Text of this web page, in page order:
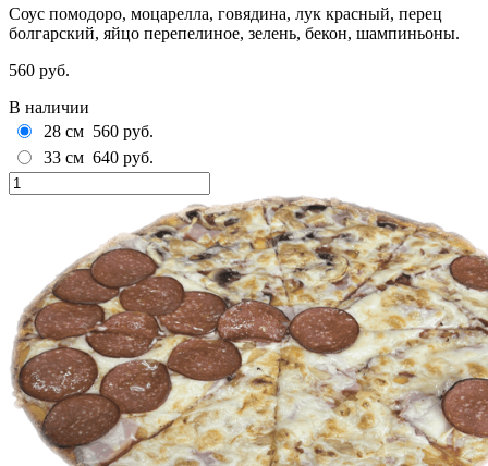
Соус помодоро, моцарелла, говядина, лук красный, перец
болгарский, яйцо перепелиное, зелень, бекон, шампиньоны.
560 руб.
В наличии
28 см 560 руб.
33 см 640 руб.